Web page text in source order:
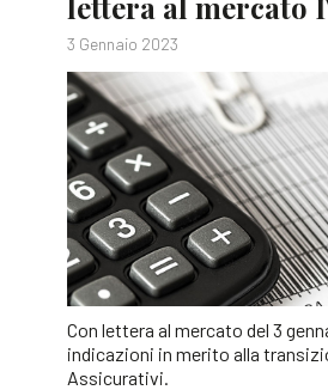
3 Gennaio 2023
Con lettera al mercato del 3
indicazioni in merito alla
Assicurativi.